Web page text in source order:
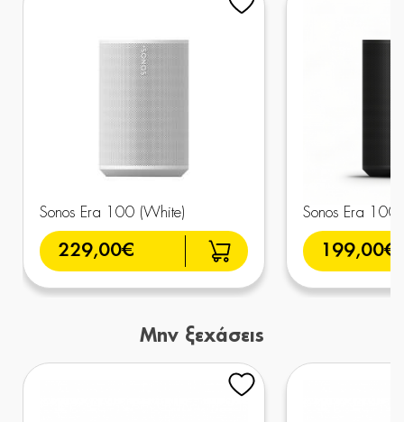
Sonos Era 100 (White)
229,00€
Sonos Era 100
199,00€
Μην ξεχάσεις